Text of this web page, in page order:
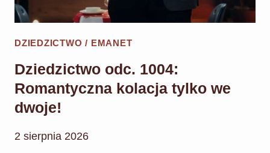
DZIEDZICTWO / EMANET
Dziedzictwo odc. 1004:
Romantyczna kolacja tylko we
dwoje!
2 sierpnia 2026